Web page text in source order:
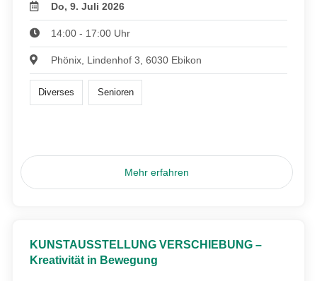
Do, 9. Juli 2026
14:00 - 17:00 Uhr
Phönix, Lindenhof 3, 6030 Ebikon
Diverses Senioren
Mehr erfahren
KUNSTAUSSTELLUNG VERSCHIEBUNG –
Kreativität in Bewegung